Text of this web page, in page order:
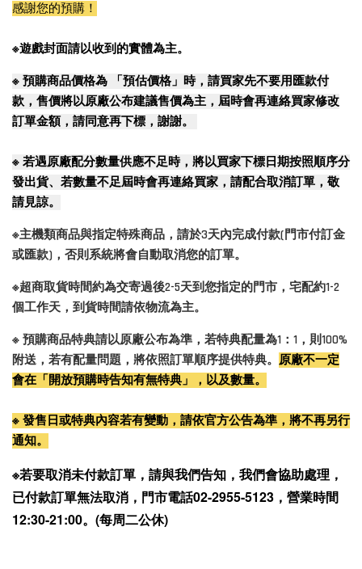
感謝您的預購！
※遊戲封面請以收到的實體為主。
※ 預購商品價格為 「預估價格」時，請買家先不要用匯款付
款，售價將以原廠公布建議售價為主，屆時會再連絡買家修改
訂單金額，請同意再下標，謝謝。
※ 若遇原廠配分數量供應不足時，將以買家下標日期按照順序分
發出貨、若數量不足屆時會再連絡買家，請配合取消訂單，敬
請見諒。
※主機類商品與指定特殊商品，請於3天內完成付款(門市付訂金
或匯款)，否則系統將會自動取消您的訂單。
※超商取貨時間約為交寄過後2-5天到您指定的門市，宅配約1-2
個工作天，到貨時間請依物流為主。
※ 預購商品特典請以原廠公布為準，若特典配量為1：1，則100%
附送，若有配量問題，將依照訂單順序提供特典。 原廠不一定
會在「開放預購時告知有無特典」，以及數量。
※ 發售日或特典內容若有變動，請依官方公告為準，將不再另行
通知。
※若要取消未付款訂單，請與我們告知，我們會協助處理，
已付款訂單無法取消，門市電話02-2955-5123，營業時間
12:30-21:00。(每周二公休)